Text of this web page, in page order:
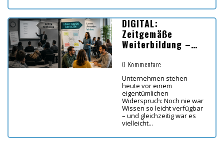
DIGITAL:
Zeitgemäße
Weiterbildung –
Lernen in Zeiten
von KI
0 Kommentare
Unternehmen stehen
heute vor einem
eigentümlichen
Widerspruch: Noch nie war
Wissen so leicht verfügbar
– und gleichzeitig war es
vielleicht...